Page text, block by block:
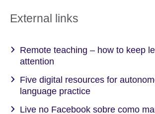
External links
Remote teaching – how to keep
attention
Five digital resources for
language practice
Live no Facebook sobre como